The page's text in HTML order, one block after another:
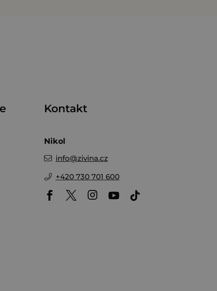
Kontakt
Nikol
info@zivina.cz
+420 730 701 600